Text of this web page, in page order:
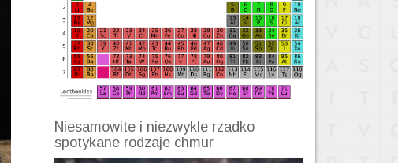
Niesamowite i niezwykle rzadko
spotykane rodzaje chmur